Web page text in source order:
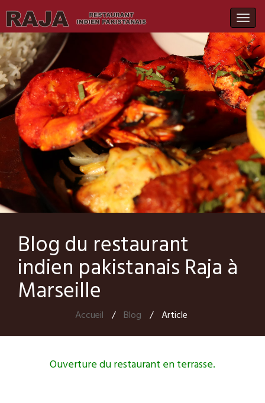
Blog du restaurant
indien pakistanais Raja à
Marseille
Accueil / Blog / Article
Ouverture du restaurant en terrasse.